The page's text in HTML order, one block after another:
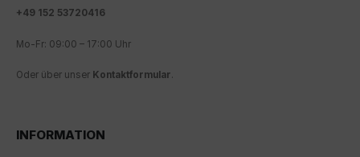
+49 152 53720416
Mo-Fr: 09:00 – 17:00 Uhr
Oder über unser Kontaktformular.
INFORMATION
Verweildauer auf der Seite und die Interaktion